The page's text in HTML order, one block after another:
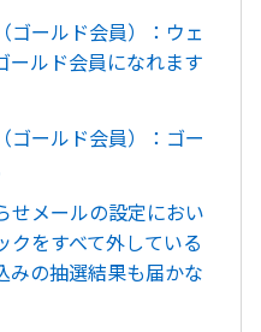
ゴールド会員）：ウェ
ールド会員になれます
ゴールド会員）：ゴー
せメールの設定におい
クをすべて外している
みの抽選結果も届かな